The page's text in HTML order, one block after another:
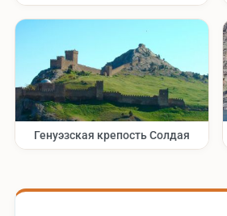
Генуэзская крепость Солдая